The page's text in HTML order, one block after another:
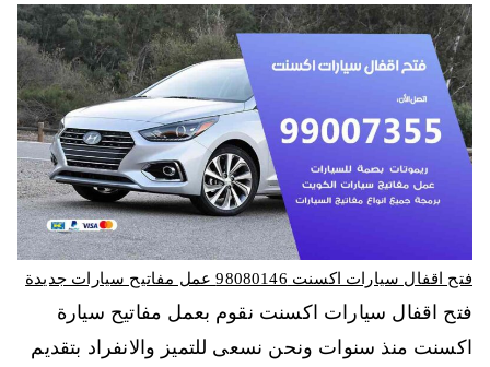
فتح اقفال سيارات اكسنت 98080146‬ عمل مفاتيح سيارات جديدة
فتح اقفال سيارات اكسنت نقوم بعمل مفاتيح سيارة
اكسنت منذ سنوات ونحن نسعى للتميز والانفراد بتقديم